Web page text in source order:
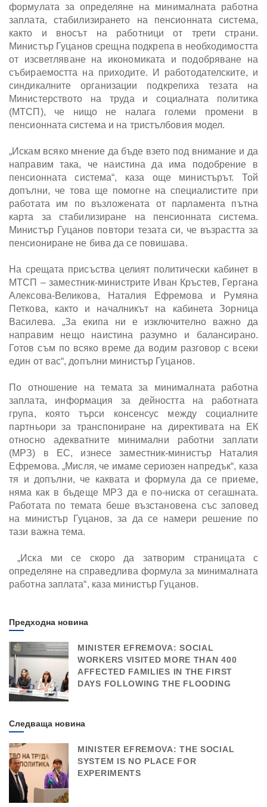
формулата за определяне на минималната работна
заплата, стабилизирането на пенсионната система,
както и вносът на работници от трети страни.
Министър Гуцанов срещна подкрепа в необходимостта
от изсветляване на икономиката и подобряване на
събираемостта на приходите. И работодателските, и
синдикалните организации подкрепиха тезата на
Министерството на труда и социалната политика
(МТСП), че нищо не налага големи промени в
пенсионната система и на тристълбовия модел.
„Искам всяко мнение да бъде взето под внимание и да
направим така, че наистина да има подобрение в
пенсионната система“, каза още министърът. Той
допълни, че това ще помогне на специалистите при
работата им по възложената от парламента пътна
карта за стабилизиране на пенсионната система.
Министър Гуцанов повтори тезата си, че възрастта за
пенсиониране не бива да се повишава.
На срещата присъства целият политически кабинет в
МТСП – заместник-министрите Иван Кръстев, Гергана
Алексова-Великова, Наталия Ефремова и Румяна
Петкова, както и началникът на кабинета Зорница
Василева. „За екипа ни е изключително важно да
направим нещо наистина разумно и балансирано.
Готов съм по всяко време да водим разговор с всеки
един от вас“, допълни министър Гуцанов.
По отношение на темата за минималната работна
заплата, информация за дейността на работната
група, която търси консенсус между социалните
партньори за транспониране на директивата на ЕК
относно адекватните минимални работни заплати
(МРЗ) в ЕС, изнесе заместник-министър Наталия
Ефремова. „Мисля, че имаме сериозен напредък“, каза
тя и допълни, че каквата и формула да се приеме,
няма как в бъдеще МРЗ да е по-ниска от сегашната.
Работата по темата беше възстановена със заповед
на министър Гуцанов, за да се намери решение по
тази важна тема.
„Иска ми се скоро да затворим страницата с
определяне на справедлива формула за минималната
работна заплата“, каза министър Гуцанов.
Предходна новина
MINISTER EFREMOVA: SOCIAL
WORKERS VISITED MORE THAN 400
AFFECTED FAMILIES IN THE FIRST
DAYS FOLLOWING THE FLOODING
Следваща новина
MINISTER EFREMOVA: THE SOCIAL
SYSTEM IS NO PLACE FOR
EXPERIMENTS